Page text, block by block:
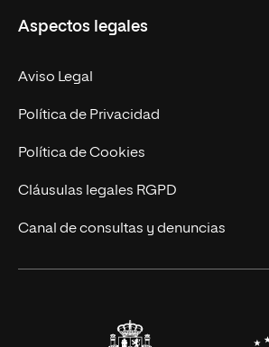
Doctorados
Experto Universitario
Postgrados
Cursos Universitarios
Facultades
Nuestro Equipo
Trabaja en UNIR
Actualidad
UNIR Revista
Eventos
Aspectos legales
Aviso Legal
Política de Privacidad
Política de Cookies
Cláusulas legales RGPD
Canal de consultas y denuncias